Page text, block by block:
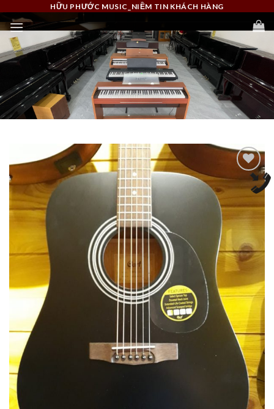
to
content
HỮU PHƯỚC MUSIC_NIỀM TIN KHÁCH HÀNG
Add to
Wishlist